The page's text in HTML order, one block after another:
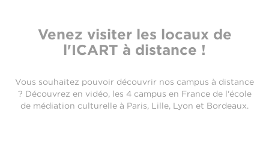
Venez visiter les locaux de
l'ICART à distance !
Vous souhaitez pouvoir découvrir nos campus à distance
? Découvrez en vidéo, les 4 campus en France de l'école
de médiation culturelle à Paris, Lille, Lyon et Bordeaux.